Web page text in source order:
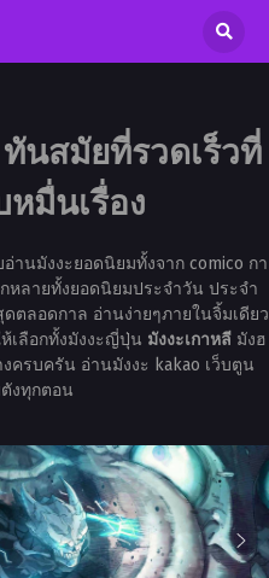
นสมัยที่รวดเร็วที่
มื่นเรื่อง
านมังงะยอดนิยมทั้งจาก comico กา
หลายทั้งยอดนิยมประจำวัน ประจำ
ตลอดกาล อ่านง่ายๆภายในจิ้มเดียว
เลือกทั้งมังงะญี่ปุ่น มังงะเกาหลีมังฮ
ครบครัน อ่านมังงะ kakao เว็บตูน
งทุกตอน